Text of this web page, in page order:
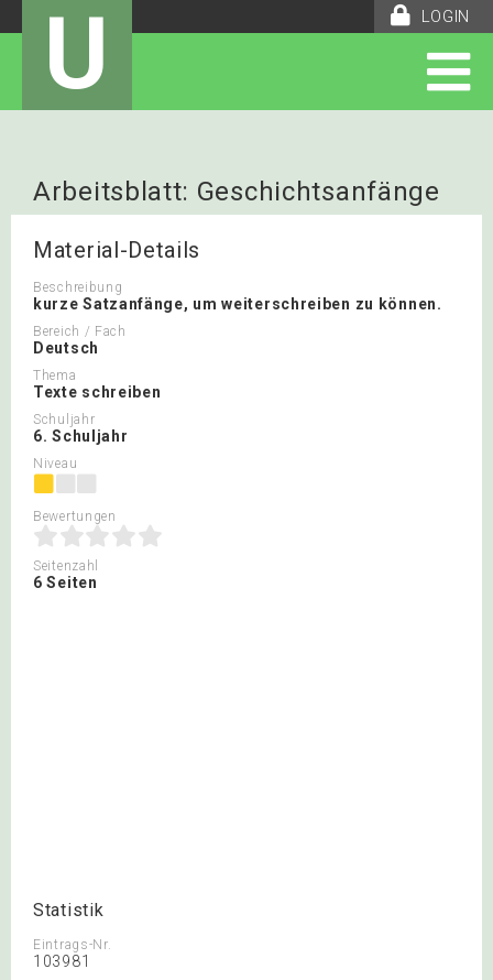
LOGIN
U
Arbeitsblatt: Geschichtsanfänge
Präteritum
Material-Details
Beschreibung
kurze Satzanfänge, um weiterschreiben zu können.
Bereich / Fach
Deutsch
Thema
Texte schreiben
Schuljahr
6. Schuljahr
Niveau
Bewertungen
Seitenzahl
6 Seiten
Statistik
Eintrags-Nr.
103981